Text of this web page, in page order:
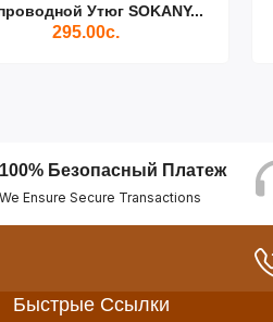
Утюг SOKANY...
295.00с.
100% Безопасный Платеж
We Ensure Secure Transactions
Быстрые Ссылки